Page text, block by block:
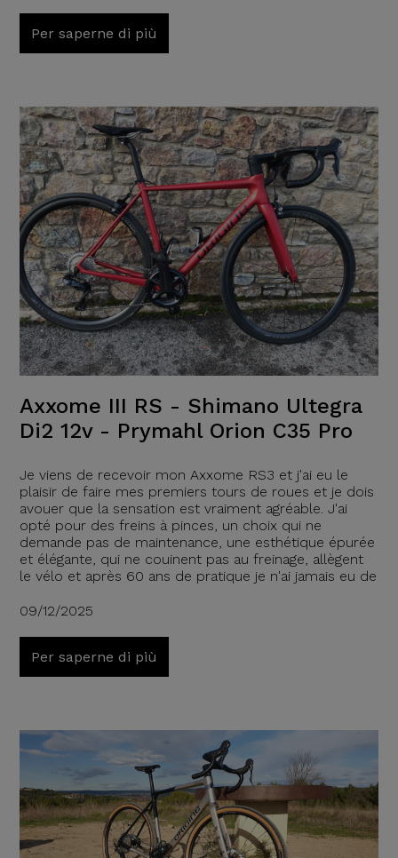
Per saperne di più
Axxome III RS - Shimano Ultegra
Di2 12v - Prymahl Orion C35 Pro
Je viens de recevoir mon Axxome RS3 et j'ai eu le
plaisir de faire mes premiers tours de roues et je dois
avouer que la sensation est vraiment agréable. J'ai
opté pour des freins à pinces, un choix qui ne
demande pas de maintenance, une esthétique épurée
et élégante, qui ne couinent pas au freinage, allègent
le vélo et après 60 ans de pratique je n'ai jamais eu de
09/12/2025
Per saperne di più